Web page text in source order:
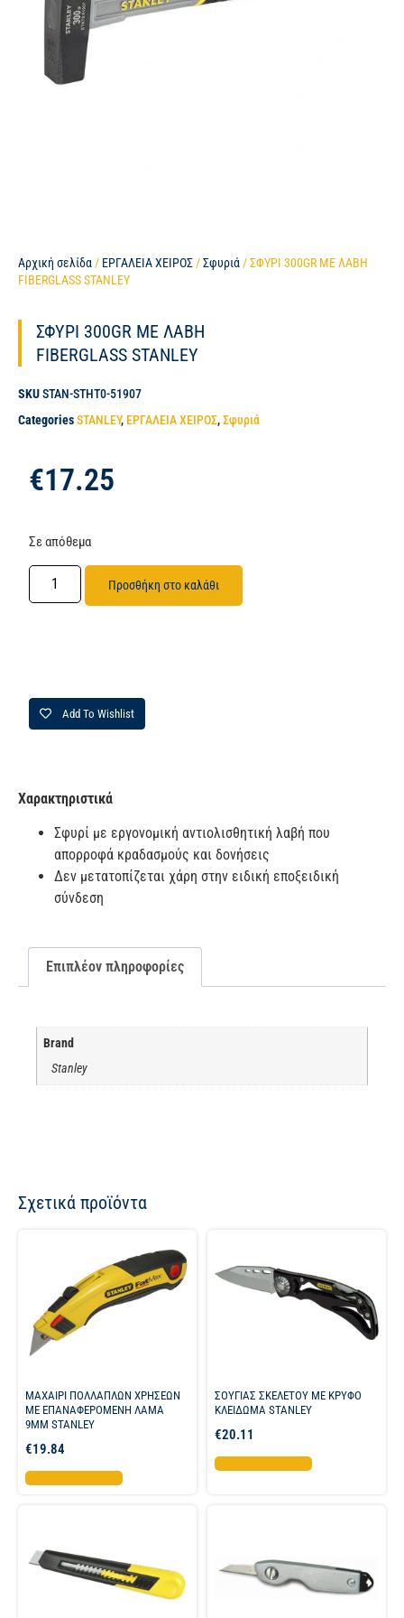
Αρχική σελίδα / ΕΡΓΑΛΕΙΑ ΧΕΙΡΟΣ /Σφυριά / ΣΦΥΡΙ 300GR ΜΕ ΛΑΒΗ
FIBERGLASS STANLEY
ΣΦΥΡΙ 300GR ΜΕ ΛΑΒΗ
FIBERGLASS STANLEY
SKUSTAN-STHT0-51907
CategoriesSTANLEY, ΕΡΓΑΛΕΙΑ ΧΕΙΡΟΣ,Σφυριά
€17.25
Σε απόθεμα
Προσθήκη στο καλάθι
Add To Wishlist
Χαρακτηριστικά
Σφυρί με εργονομική αντιολισθητική λαβή που
απορροφά κραδασμούς και δονήσεις
Δεν μετατοπίζεται χάρη στην ειδική εποξειδική
σύνδεση
Επιπλέον πληροφορίες
Brand
Stanley
Σχετικά προϊόντα
ΜΑΧΑΙΡΙ ΠΟΛΛΑΠΛΩΝ ΧΡΗΣΕΩΝ
ΜΕ ΕΠΑΝΑΦΕΡΟΜΕΝΗ ΛΑΜΑ
9ΜΜ STANLEY
€19.84
Προσθήκη στο καλάθι
ΣΟΥΓΙΑΣ ΣΚΕΛΕΤΟΥ ΜΕ ΚΡΥΦΟ
ΚΛΕΙΔΩΜΑ STANLEY
€20.11
Προσθήκη στο καλάθι